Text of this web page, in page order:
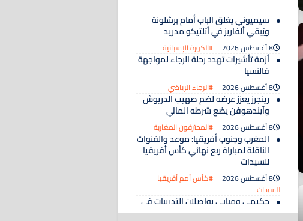
سيميوني يغلق الباب أمام برشلونة
ويُبقي ألفاريز في أتلتيكو مدريد
8 أغسطس 2026 #الكورة الإسبانية
أزمة تأشيرات تهدد رحلة الرجاء لمواجهة
فالنسيا
8 أغسطس 2026 #الرجاء الرياضي
رينجرز يعزز عرضه لضم صهيب الدريوش
وآيندهوفن يضع شرطه المالي
8 أغسطس 2026 #المحترفون المغاربة
المغرب وجنوب أفريقيا: موعد والقنوات
الناقلة لمباراة ربع نهائي كأس أفريقيا
للسيدات
8 أغسطس 2026
#كأس أمم أفريقيا
للسيدات
حكيمي ومبابي يواصلان التدريبات في
إيبيزا قبل انطلاق الموسم